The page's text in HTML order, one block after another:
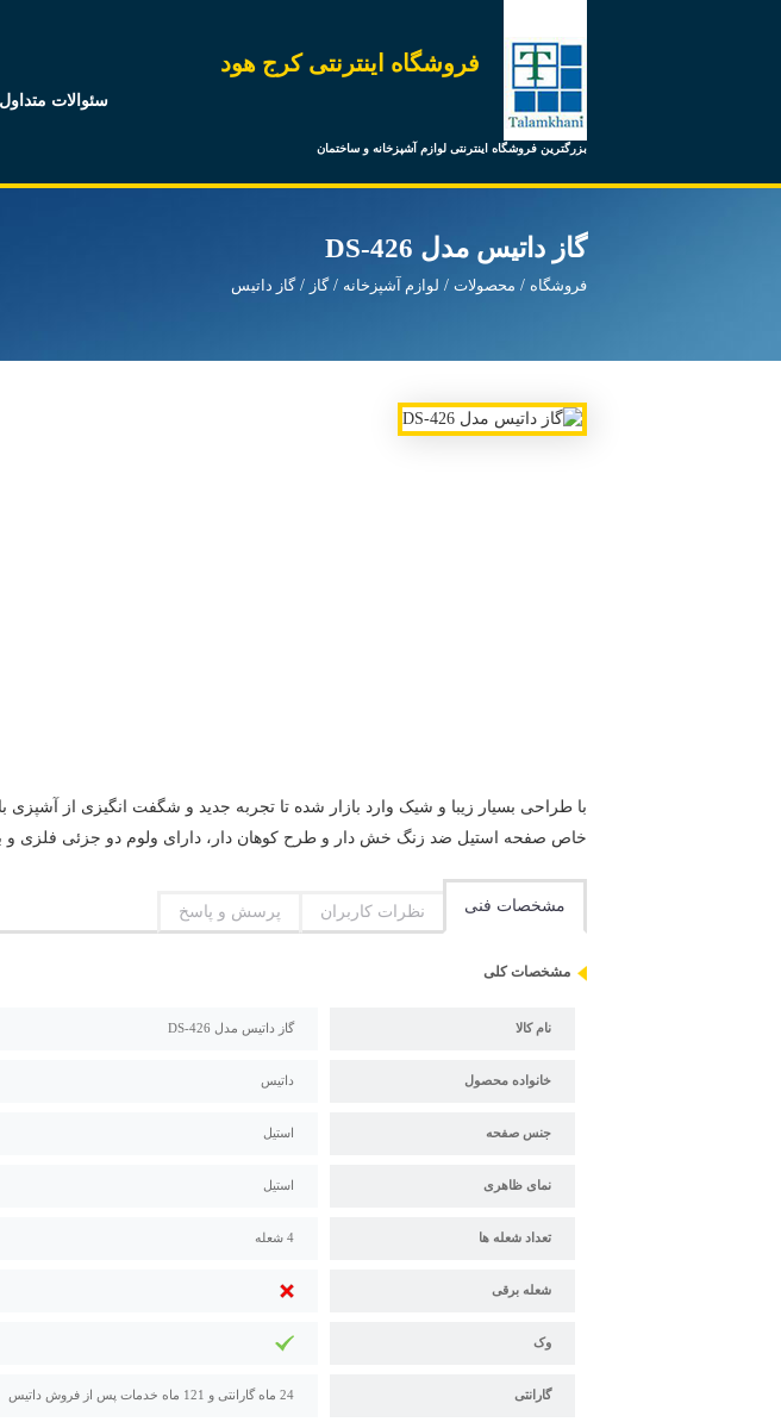
فروشگاه اینترنتی کرج هود
بزرگترین فروشگاه اینترنتی لوازم آشپزخانه و ساختمان
سئوالات متداول
گاز داتیس مدل DS-426
فروشگاه محصولات لوازم آشپزخانه گاز گاز داتیس
با طراحی بسیار زیبا و شیک وارد بازار شده تا تجربه جدید و شگفت انگیزی از
خاص صفحه استیل ضد زنگ خش دار و طرح کوهان دار، دارای ولوم دو جزئی فلزی و
مشخصات فنی نظرات کاربران پرسش و پاسخ
مشخصات کلی
نام کالا گاز داتیس مدل DS-426
خانواده محصول داتیس
جنس صفحه استیل
نمای ظاهری استیل
تعداد شعله ها 4 شعله
شعله برقی
وک
گارانتی 24 ماه گارانتی و 121 ماه خدمات پس از فروش داتیس